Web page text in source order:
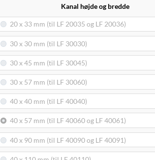
Kanal højde og bredde